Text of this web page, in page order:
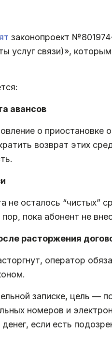
законопроект
услуг связи)»,
авансов
о приостановке
возврат этих
не осталось “чистых”
пока абонент не
расторжения
оператор
записке, цель —
номеров и
если есть